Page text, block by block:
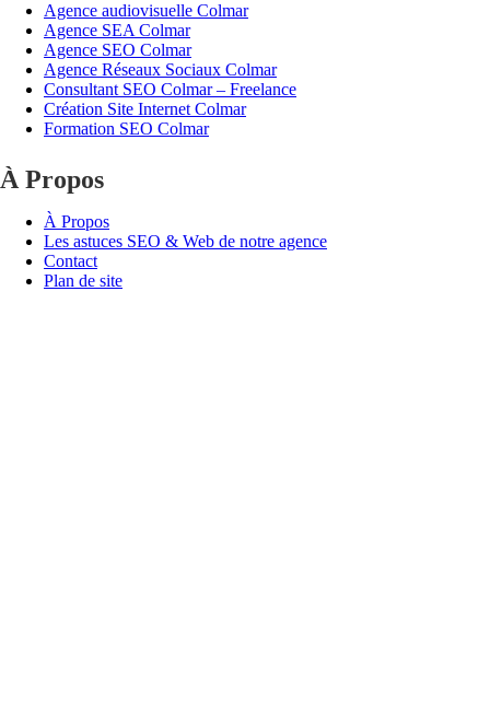
Agence audiovisuelle Colmar
Agence SEA Colmar
Agence SEO Colmar
Agence Réseaux Sociaux Colmar
Consultant SEO Colmar – Freelance
Création Site Internet Colmar
Formation SEO Colmar
À Propos
À Propos
Les astuces SEO & Web de notre agence
Contact
Plan de site